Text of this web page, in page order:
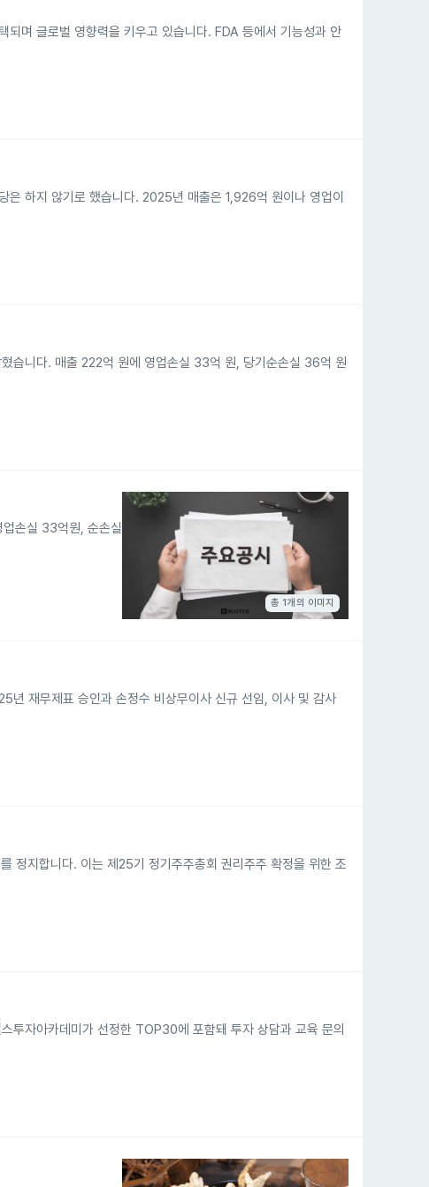
며 글로벌 영향력을 키우고 있습니다. FDA 등에서 기능성과 안
하지 않기로 했습니다. 2025년 매출은 1,926억 원이나 영업이
습니다. 매출 222억 원에 영업손실 33억 원, 당기순손실 36억 원
손실 33억원, 순손실
총 1개의 이미지
재무제표 승인과 손정수 비상무이사 신규 선임, 이사 및 감사
정지합니다. 이는 제25기 정기주주총회 권리주주 확정을 위한 조
투자아카데미가 선정한 TOP30에 포함돼 투자 상담과 교육 문의